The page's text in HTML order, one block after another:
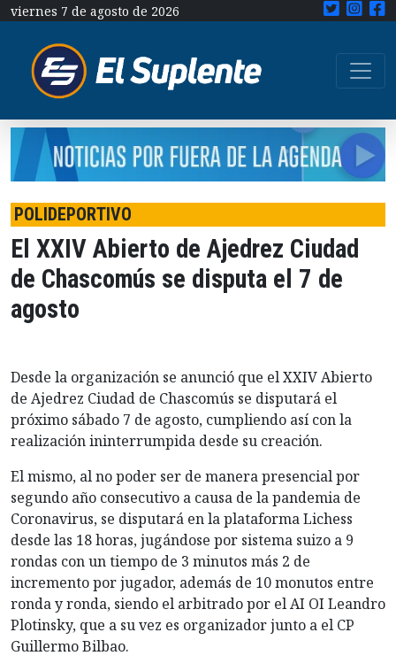
viernes 7 de agosto de 2026
POLIDEPORTIVO
El XXIV Abierto de Ajedrez Ciudad
de Chascomús se disputa el 7 de
agosto
Desde la organización se anunció que el XXIV Abierto
de Ajedrez Ciudad de Chascomús se disputará el
próximo sábado 7 de agosto, cumpliendo así con la
realización ininterrumpida desde su creación.
El mismo, al no poder ser de manera presencial por
segundo año consecutivo a causa de la pandemia de
Coronavirus, se disputará en la plataforma Lichess
desde las 18 horas, jugándose por sistema suizo a 9
rondas con un tiempo de 3 minutos más 2 de
incremento por jugador, además de 10 monutos entre
ronda y ronda, siendo el arbitrado por el AI OI Leandro
Plotinsky, que a su vez es organizador junto a el CP
Guillermo Bilbao.